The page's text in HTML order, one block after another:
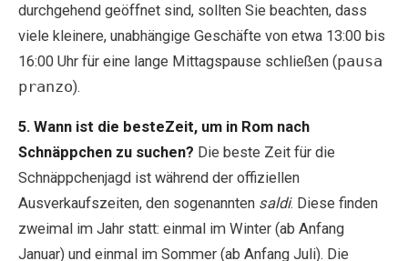
durchgehend geöffnet sind, sollten Sie beachten, dass
viele kleinere, unabhängige Geschäfte von etwa 13:00 bis
16:00 Uhr für eine lange Mittagspause schließen (pausa
pranzo).
5. Wann ist die besteZeit, um in Rom nach
Schnäppchen zu suchen? Die beste Zeit für die
Schnäppchenjagd ist während der offiziellen
Ausverkaufszeiten, den sogenannten saldi. Diese finden
zweimal im Jahr statt: einmal im Winter (ab Anfang
Januar) und einmal im Sommer (ab Anfang Juli). Die